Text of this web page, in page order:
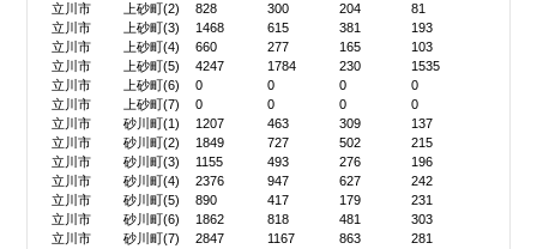
立川市
上砂町(2) 828 300 204
81
立川市
上砂町(3) 1468 615 381
193
立川市
上砂町(4) 660 277 165
103
立川市
上砂町(5) 4247 1784 230
1535
立川市
上砂町(6) 0 0 0
0
立川市
上砂町(7) 0 0 0
0
立川市
砂川町(1) 1207 463 309
137
立川市
砂川町(2) 1849 727 502
215
立川市
砂川町(3) 1155 493 276
196
立川市
砂川町(4) 2376 947 627
242
立川市
砂川町(5) 890 417 179
231
立川市
砂川町(6) 1862 818 481
303
立川市
砂川町(7) 2847 1167 863
281